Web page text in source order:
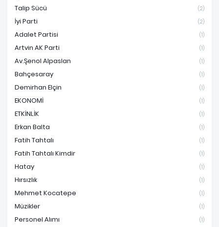
Talip Sücü (2)
İyi Parti (2)
Adalet Partisi (1)
Artvin AK Parti (1)
Av.Şenol Alpaslan (1)
Bahçesaray (1)
Demirhan Elçin (1)
EKONOMİ (1)
ETKİNLİK (1)
Erkan Balta (1)
Fatih Tahtalı (1)
Fatih Tahtalı Kimdir (1)
Hatay (1)
Hırsızlık (1)
Mehmet Kocatepe (1)
Müzikler (1)
Personel Alımı (1)